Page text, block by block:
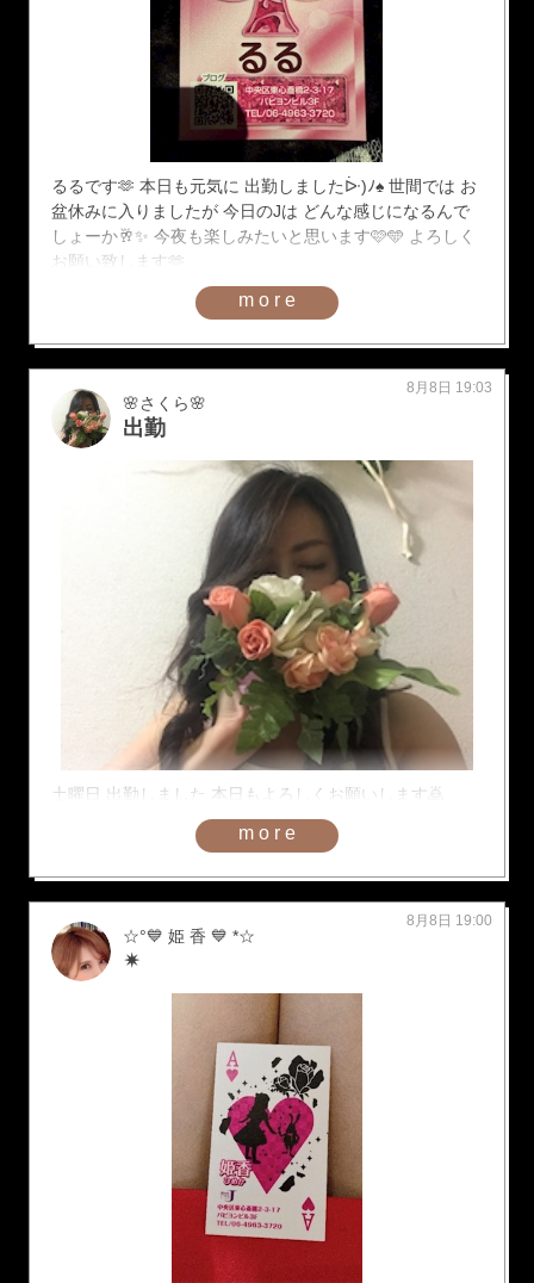
るるです🫶 本日も元気に 出勤しましたᐕ)ﾉ♠️ 世間では お
盆休みに入りましたが 今日のJは どんな感じになるんで
しょーか🥂✨️ 今夜も楽しみたいと思います🩷️🩵 よろしく
お願い致します🫶
more
🌸さくら🌸
出勤
8月8日 19:03
土曜日 出勤しました 本日もよろしくお願いします🙇
more
☆°💙 姫 香 💙 *☆
✴︎
8月8日 19:00